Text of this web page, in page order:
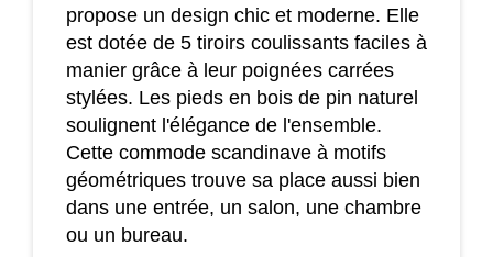
propose un design chic et moderne. Elle
est dotée de 5 tiroirs coulissants faciles à
manier grâce à leur poignées carrées
stylées. Les pieds en bois de pin naturel
soulignent l'élégance de l'ensemble.
Cette commode scandinave à motifs
géométriques trouve sa place aussi bien
dans une entrée, un salon, une chambre
ou un bureau.